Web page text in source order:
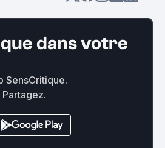
dans votre
SensCritique.